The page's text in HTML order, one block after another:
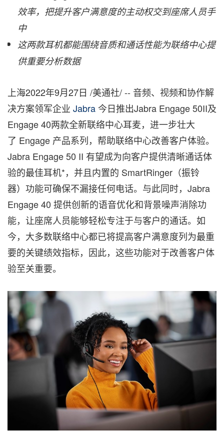
效率，把提升客户满意度的主动权交到座席人员手
中
这两款耳机都能围绕音质和通话性能为联络中心提
供重要分析数据
上海2022年9月27日 /美通社/ -- 音频、视频和协作解
决方案领军企业 Jabra今日推出Jabra Engage 50II及
Engage 40两款全新联络中心耳麦，进一步壮大
了 Engage 产品系列，帮助联络中心改善客户体验。
Jabra Engage 50 II 有望成为向客户提供清晰通话体
验的最佳耳机*，并且内置的 SmartRinger（振铃
器）功能可确保不漏接任何电话。与此同时，Jabra
Engage 40 提供创新的语音优化和背景噪声消除功
能，让座席人员能够轻松专注于与客户的通话。如
今，大多数联络中心都已将提高客户满意度列为最重
要的关键绩效指标，因此，这些功能对于改善客户体
验至关重要。